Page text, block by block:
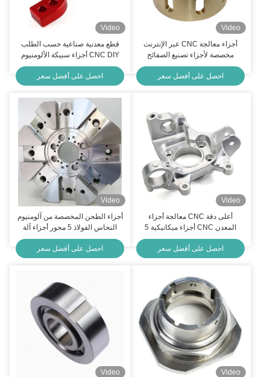
Video
أجزاء معالجة CNC عبر الإنترنت
مخصصة لأجزاء تصنيع الصفائح
المعدنية النحاسية OEM
احصل على أفضل سعر
Video
قطع معدنية صناعية حسب الطلب
CNC DIY أجزاء سبيكة الألومنيوم
المنسوجة
احصل على أفضل سعر
Video
أعلى دقة CNC معالجة أجزاء
المعدن CNC أجزاء ميكانيكية 5
محور مخصصة
احصل على أفضل سعر
Video
أجزاء الطحن المخصصة من آلومنيوم
النحاس الفولاذ 5 محور أجزاء آلة
CNC
احصل على أفضل سعر
Video
Video